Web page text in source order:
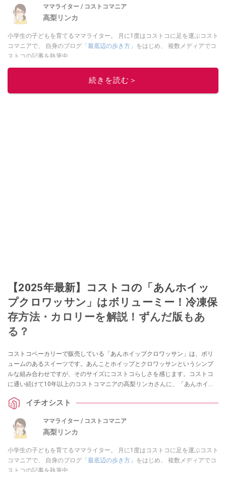
ママライター / コストコマニア
高梨リンカ
小学生の子どもを育てるママライター。 月に1度はコストコに足を運ぶコスト
コマニアで、 自身のブログ 「最底辺の歩き方」 をはじめ、 複数メディアでコ
ストコの記事を執筆中。
このイチオシストの他の記事を読む
続きを読む＞
【2025年最新】コストコの「あんホイッ
プクロワッサン」はボリューミー！冷凍保
存方法・カロリーを解説！ずんだ版もあ
る？
コストコベーカリーで販売している「あんホイップクロワッサン」は、ボリ
ュームのあるスイーツです。あんことホイップとクロワッサンというシンプ
ルな組み合わせですが、そのサイズにコストコらしさを感じます。コストコ
に通い続けて10年以上のコストコマニアの高梨リンカさんに、「あんホイッ
再販は？」や「冷凍できる？」、「カロリーが気になる……」という方に向け
てくれています！
イチオシスト
ママライター / コストコマニア
高梨リンカ
小学生の子どもを育てるママライター。 月に1度はコストコに足を運ぶコスト
コマニアで、 自身のブログ 「最底辺の歩き方」 をはじめ、 複数メディアでコ
ストコの記事を執筆中。